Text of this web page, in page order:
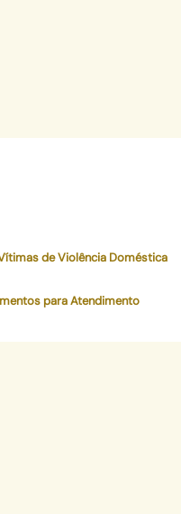
de Violência Doméstica
para Atendimento